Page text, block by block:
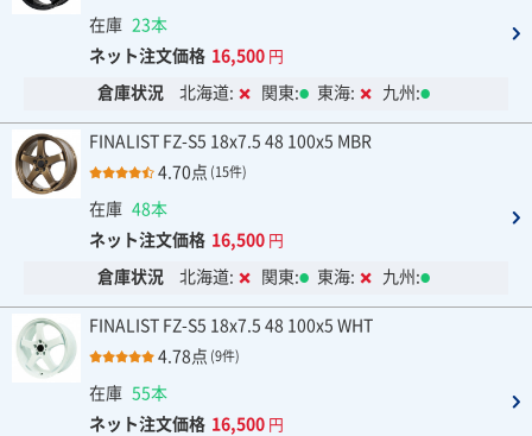
在庫 23本
ネット注文価格 16,500 円
倉庫状況 北海道: 関東: 東海: 九州:
FINALIST FZ-S5 18x7.5 48 100x5 MBR
4.70点 (15件)
在庫 48本
ネット注文価格 16,500 円
倉庫状況 北海道: 関東: 東海: 九州:
FINALIST FZ-S5 18x7.5 48 100x5 WHT
4.78点 (9件)
在庫 55本
ネット注文価格 16,500 円